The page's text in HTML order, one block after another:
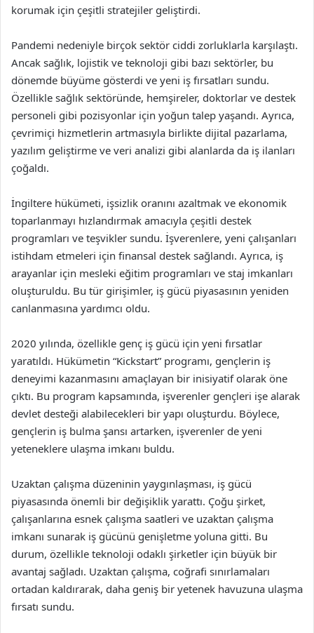
korumak için çeşitli stratejiler geliştirdi.
Pandemi nedeniyle birçok sektör ciddi zorluklarla karşılaştı.
Ancak sağlık, lojistik ve teknoloji gibi bazı sektörler, bu
dönemde büyüme gösterdi ve yeni iş fırsatları sundu.
Özellikle sağlık sektöründe, hemşireler, doktorlar ve destek
personeli gibi pozisyonlar için yoğun talep yaşandı. Ayrıca,
çevrimiçi hizmetlerin artmasıyla birlikte dijital pazarlama,
yazılım geliştirme ve veri analizi gibi alanlarda da iş ilanları
çoğaldı.
İngiltere hükümeti, işsizlik oranını azaltmak ve ekonomik
toparlanmayı hızlandırmak amacıyla çeşitli destek
programları ve teşvikler sundu. İşverenlere, yeni çalışanları
istihdam etmeleri için finansal destek sağlandı. Ayrıca, iş
arayanlar için mesleki eğitim programları ve staj imkanları
oluşturuldu. Bu tür girişimler, iş gücü piyasasının yeniden
canlanmasına yardımcı oldu.
2020 yılında, özellikle genç iş gücü için yeni fırsatlar
yaratıldı. Hükümetin “Kickstart” programı, gençlerin iş
deneyimi kazanmasını amaçlayan bir inisiyatif olarak öne
çıktı. Bu program kapsamında, işverenler gençleri işe alarak
devlet desteği alabilecekleri bir yapı oluşturdu. Böylece,
gençlerin iş bulma şansı artarken, işverenler de yeni
yeteneklere ulaşma imkanı buldu.
Uzaktan çalışma düzeninin yaygınlaşması, iş gücü
piyasasında önemli bir değişiklik yarattı. Çoğu şirket,
çalışanlarına esnek çalışma saatleri ve uzaktan çalışma
imkanı sunarak iş gücünü genişletme yoluna gitti. Bu
durum, özellikle teknoloji odaklı şirketler için büyük bir
avantaj sağladı. Uzaktan çalışma, coğrafi sınırlamaları
ortadan kaldırarak, daha geniş bir yetenek havuzuna ulaşma
fırsatı sundu.